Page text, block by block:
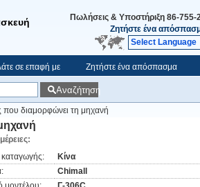
Πωλήσεις & Υποστήριξη 86-755-
Ζητήστε ένα
Select Language
σε επαφή με Ζητήστε ένα απόσπασμα
Αναζήτηση
διαμορφώνει τη μηχανή
Κίνα
Chimall